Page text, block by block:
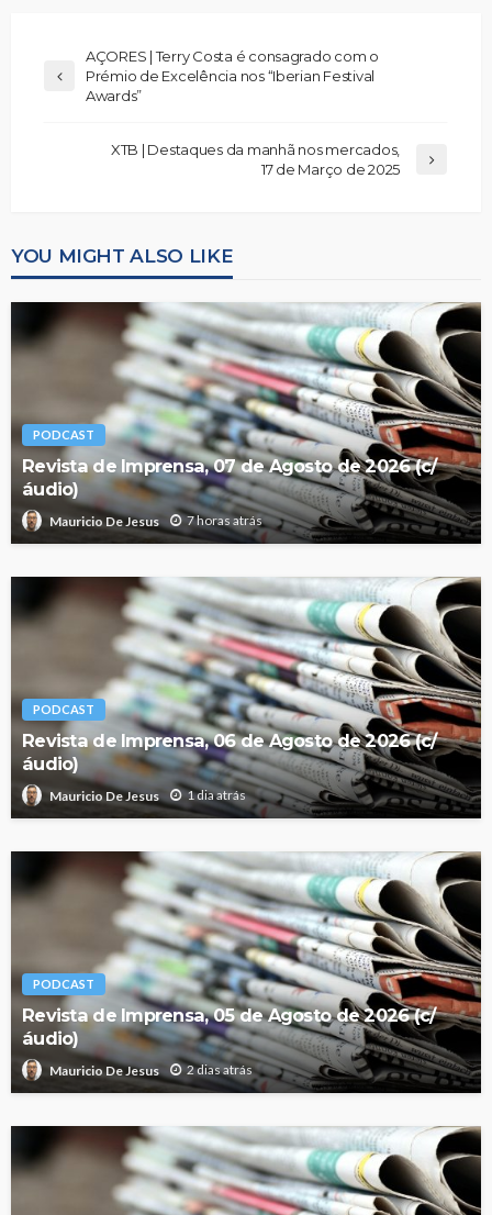
AÇORES | Terry Costa é consagrado com o
Prémio de Excelência nos “Iberian Festival
Awards”
XTB | Destaques da manhã nos mercados,
17 de Março de 2025
YOU MIGHT ALSO LIKE
PODCAST
Revista de Imprensa, 07 de Agosto de 2026 (c/
áudio)
Mauricio De Jesus 7 horas atrás
PODCAST
Revista de Imprensa, 06 de Agosto de 2026 (c/
áudio)
Mauricio De Jesus 1 dia atrás
PODCAST
Revista de Imprensa, 05 de Agosto de 2026 (c/
áudio)
Mauricio De Jesus 2 dias atrás